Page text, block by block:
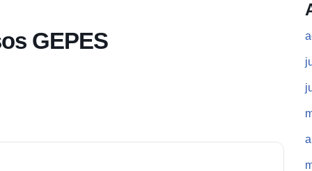
GEPES